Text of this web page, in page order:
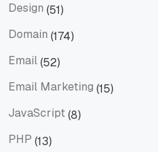
Design (51)
Domain (174)
Email(52)
Email Marketing (15)
JavaScript(8)
PHP (13)